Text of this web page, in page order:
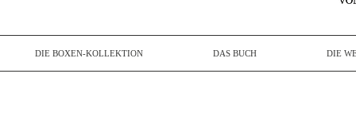
DIE BOXEN-KOLLEKTION DAS BUCH DIE